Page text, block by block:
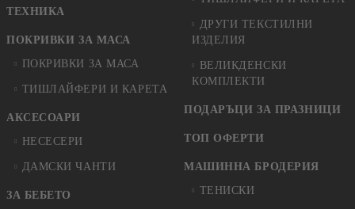
ТЕХНИКА
ПОКРИВКИ ЗА МАСА
ПОКРИВКИ ЗА МАСА
ТИШЛАЙФЕРИ И КАРЕТА
АКСЕСОАРИ
НЕСЕСЕРИ
ДАМСКИ ЧАНТИ
ЗА БЕБЕТО
ДРУГИ ТЕКСТИЛНИ
ИЗДЕЛИЯ
ВЕЛИКДЕНСКИ
КОМПЛЕКТИ
ПОДАРЪЦИ ЗА ПРАЗНИЦИ
ТОП ОФЕРТИ
МАШИННА БРОДЕРИЯ
ТЕНИСКИ